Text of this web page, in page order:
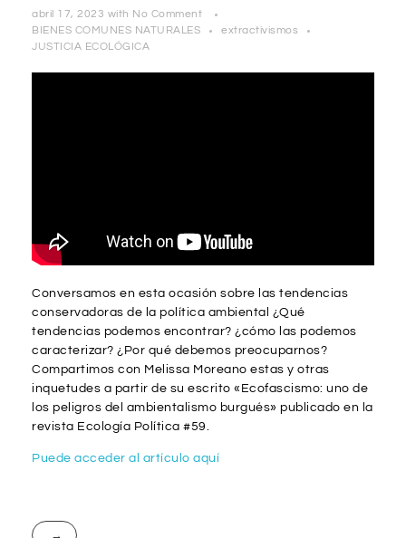
abril 17, 2023 with No Comment
BIENES COMUNES NATURALES
extractivismos
JUSTICIA ECOLÓGICA
Conversamos en esta ocasión sobre las tendencias
conservadoras de la política ambiental ¿Qué
tendencias podemos encontrar? ¿cómo las podemos
caracterizar? ¿Por qué debemos preocuparnos?
Compartimos con Melissa Moreano estas y otras
inquetudes a partir de su escrito «Ecofascismo: uno de
los peligros del ambientalismo burgués» publicado en la
revista Ecología Política #59.
Puede acceder al artículo aquí